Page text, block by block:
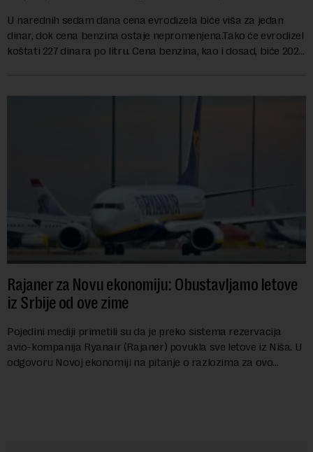
U narednih sedam dana cena evrodizela biće viša za jedan
dinar, dok cena benzina ostaje nepromenjena.Tako će evrodizel
koštati 227 dinara po litru. Cena benzina, kao i dosad, biće 202
Rajaner za Novu ekonomiju: Obustavljamo letove
iz Srbije od ove zime
Pojedini mediji primetili su da je preko sistema rezervacija
avio-kompanija Ryanair (Rajaner) povukla sve letove iz Niša. U
odgovoru Novoj ekonomiji na pitanje o razlozima za ovo